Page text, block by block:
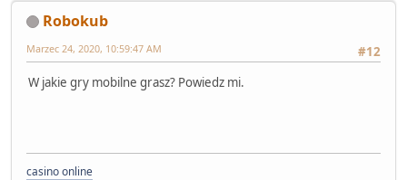
Robokub
#12
Marzec 24, 2020, 10:59:47 AM
W jakie gry mobilne grasz? Powiedz mi.
casino online